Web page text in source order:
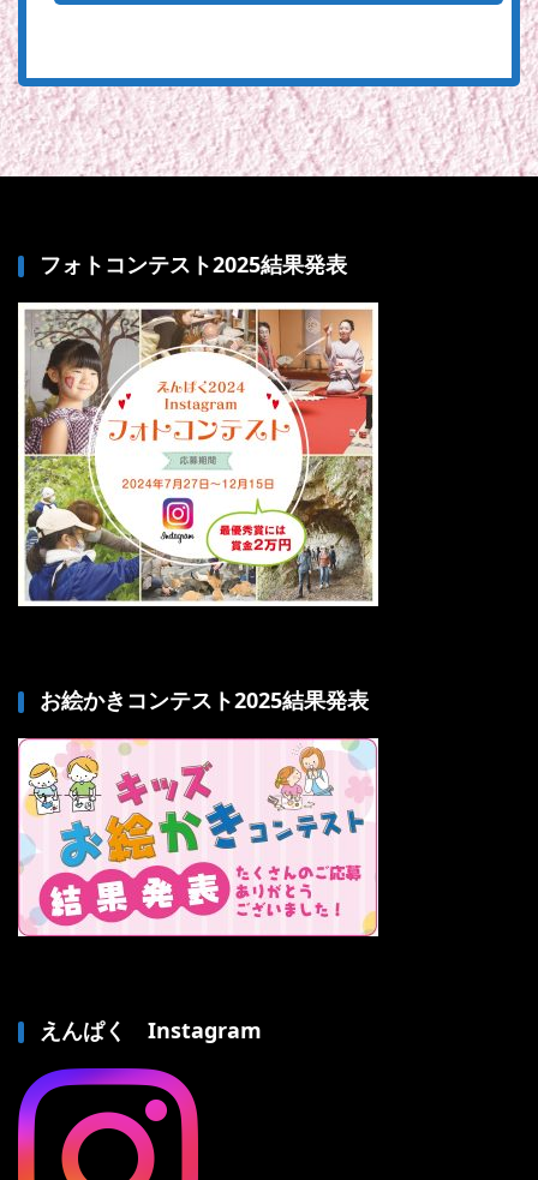
フォトコンテスト2025結果発表
お絵かきコンテスト2025結果発表
えんぱく Instagram